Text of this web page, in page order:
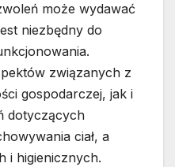
może wydawać
niezbędny do
związanych z
gospodarczej, jak i
dotyczących
ciał, a
i higienicznych.